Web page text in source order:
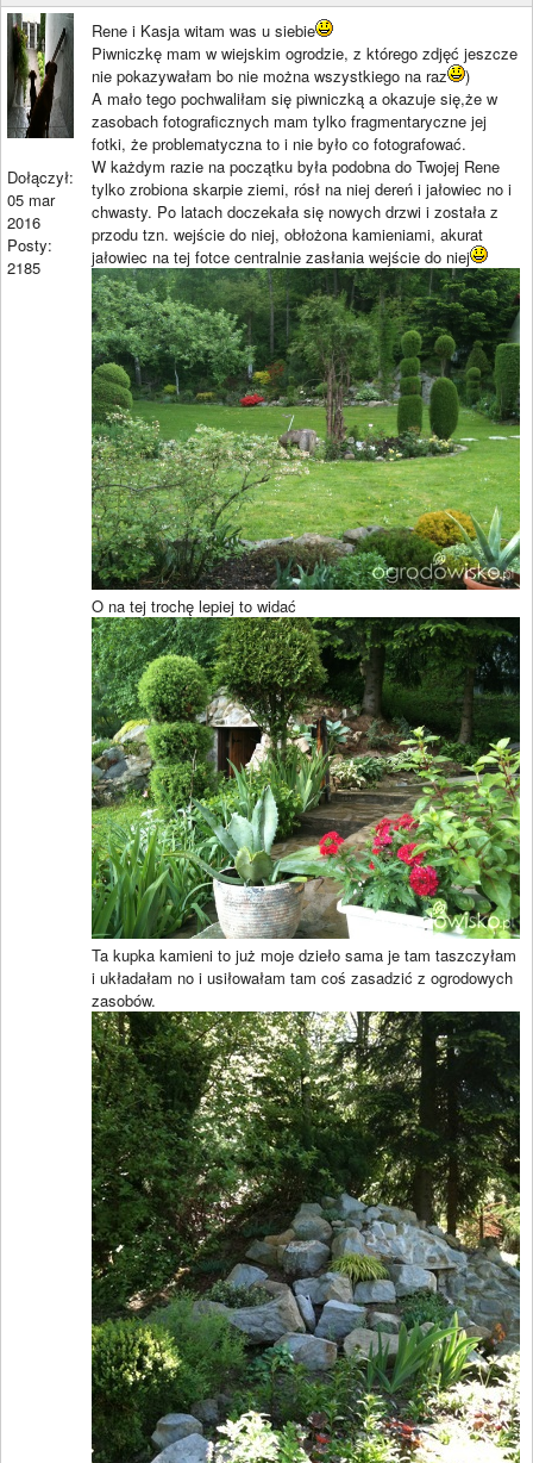
Dołączył:
05 mar
2016
Posty:
2185
Rene i Kasja witam was u siebie
Piwniczkę mam w wiejskim ogrodzie, z którego zdjęć jeszcze
nie pokazywałam bo nie można wszystkiego na raz
)
A mało tego pochwaliłam się piwniczką a okazuje się,że w
zasobach fotograficznych mam tylko fragmentaryczne jej
fotki, że problematyczna to i nie było co fotografować.
W każdym razie na początku była podobna do Twojej Rene
tylko zrobiona skarpie ziemi, rósł na niej dereń i jałowiec no i
chwasty. Po latach doczekała się nowych drzwi i została z
przodu tzn. wejście do niej, obłożona kamieniami, akurat
jałowiec na tej fotce centralnie zasłania wejście do niej
O na tej trochę lepiej to widać
Ta kupka kamieni to już moje dzieło sama je tam taszczyłam
i układałam no i usiłowałam tam coś zasadzić z ogrodowych
zasobów.